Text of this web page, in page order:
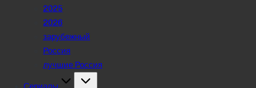
2025
2026
зарубежный
Россия
лучшие Россия
Сериалы